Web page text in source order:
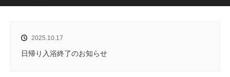
2025.10.17
日帰り入浴終了のお知らせ